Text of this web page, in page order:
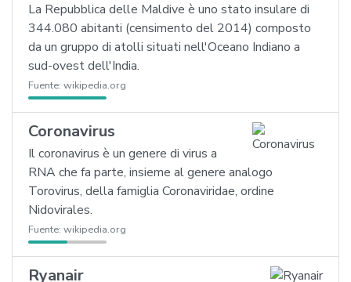
La Repubblica delle Maldive è uno stato insulare di
344.080 abitanti (censimento del 2014) composto
da un gruppo di atolli situati nell'Oceano Indiano a
sud-ovest dell'India.
Fuente: wikipedia.org
Coronavirus
Il coronavirus è un genere di virus a
RNA che fa parte, insieme al genere analogo
Torovirus, della famiglia Coronaviridae, ordine
Nidovirales.
Fuente: wikipedia.org
Ryanair